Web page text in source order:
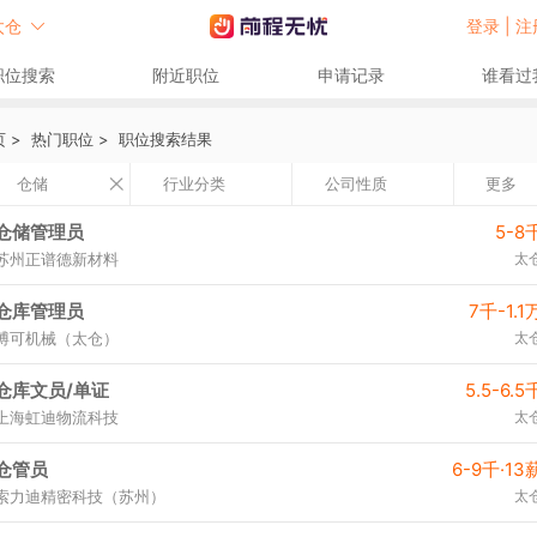
仓 登录 | 注
位搜索 附近职位 申请记录 谁看过
> 热门职位 > 职位搜索结果
仓储 行业分类 公司性质 更多
储管理员 5-8
州正谱德新材料 太
库管理员 7千-1.1
可机械（太仓） 太
库文员/单证 5.5-6.5
海虹迪物流科技 太
管员 6-9千·13
力迪精密科技（苏州） 太